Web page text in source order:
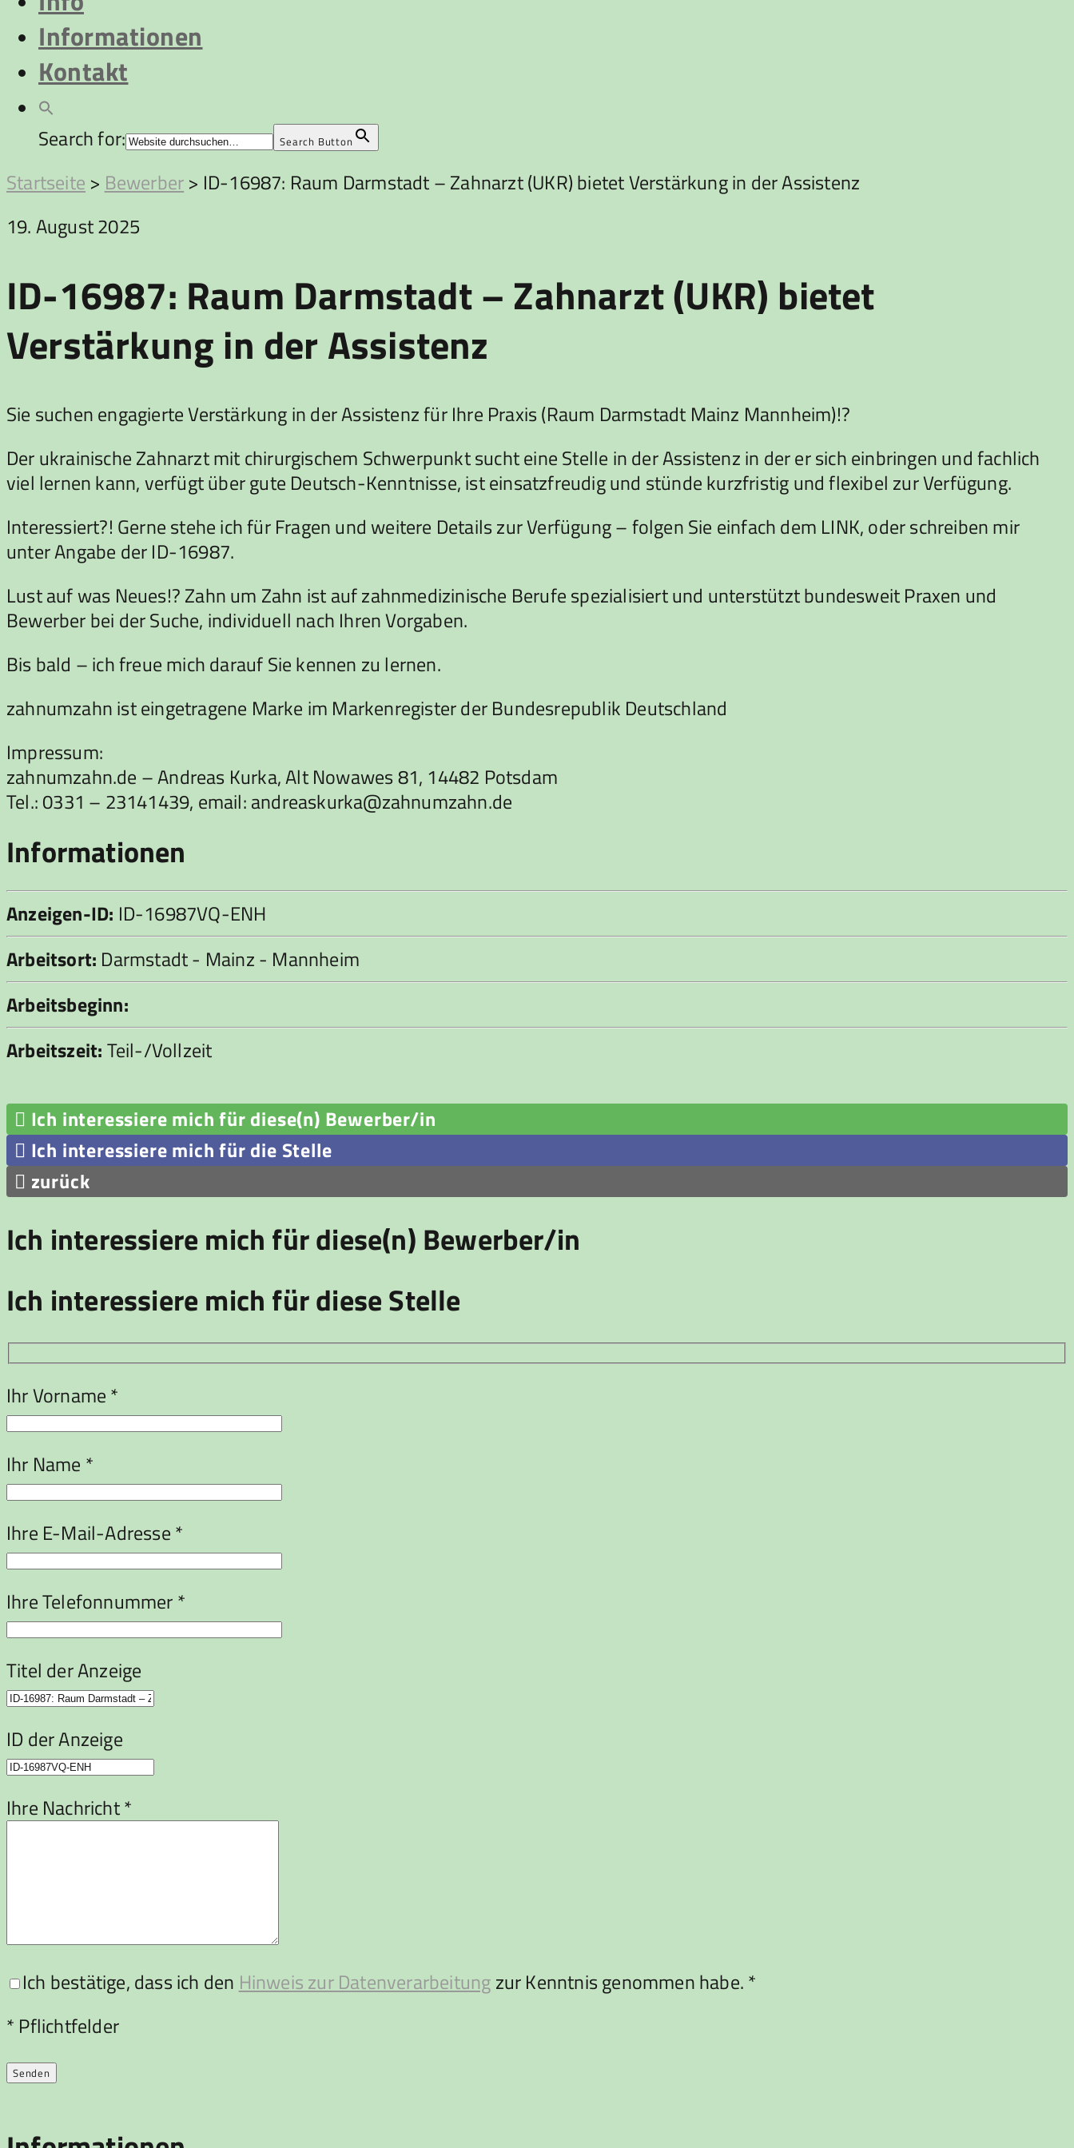
Informationen
Kontakt
Search for: Search Button
Startseite > Bewerber> ID-16987: Raum Darmstadt – Zahnarzt (UKR) bietet Verstärkung in der Assistenz
19. August 2025
ID-16987: Raum Darmstadt – Zahnarzt (UKR) bietet
Verstärkung in der Assistenz
Sie suchen engagierte Verstärkung in der Assistenz für Ihre Praxis (Raum Darmstadt Mainz Mannheim)!?
Der ukrainische Zahnarzt mit chirurgischem Schwerpunkt sucht eine Stelle in der Assistenz in der er sich einbringen und fachlich
viel lernen kann, verfügt über gute Deutsch-Kenntnisse, ist einsatzfreudig und stünde kurzfristig und flexibel zur Verfügung.
Interessiert?! Gerne stehe ich für Fragen und weitere Details zur Verfügung – folgen Sie einfach dem LINK, oder schreiben mir
unter Angabe der ID-16987.
Lust auf was Neues!? Zahn um Zahn ist auf zahnmedizinische Berufe spezialisiert und unterstützt bundesweit Praxen und
Bewerber bei der Suche, individuell nach Ihren Vorgaben.
Bis bald – ich freue mich darauf Sie kennen zu lernen.
zahnumzahn ist eingetragene Marke im Markenregister der Bundesrepublik Deutschland
Impressum:
zahnumzahn.de – Andreas Kurka, Alt Nowawes 81, 14482 Potsdam
Tel.: 0331 – 23141439, email: andreaskurka@zahnumzahn.de
Informationen
Anzeigen-ID: ID-16987VQ-ENH
Arbeitsort: Darmstadt - Mainz - Mannheim
Arbeitsbeginn:
Arbeitszeit:Teil-/Vollzeit
 Ich interessiere mich für diese(n) Bewerber/in
 Ich interessiere mich für die Stelle
 zurück
Ich interessiere mich für diese(n) Bewerber/in
Ich interessiere mich für diese Stelle
Ihr Vorname *
Ihr Name *
Ihre E-Mail-Adresse *
Ihre Telefonnummer *
Titel der Anzeige
ID der Anzeige
Ihre Nachricht *
Ich bestätige, dass ich den Hinweis zur Datenverarbeitungzur Kenntnis genommen habe. *
Bitte lasse dieses Feld leer.
* Pflichtfelder